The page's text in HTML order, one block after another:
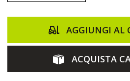
AGGIUNGI AL
ACQUISTA